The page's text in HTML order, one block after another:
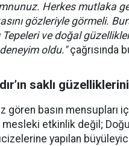
Herkes mutlaka
gözleriyle görmeli.
Tepeleri ve doğal
oldu."çağrısında
saklı
gören basın mensupları
etkinlik değil;
yapılan